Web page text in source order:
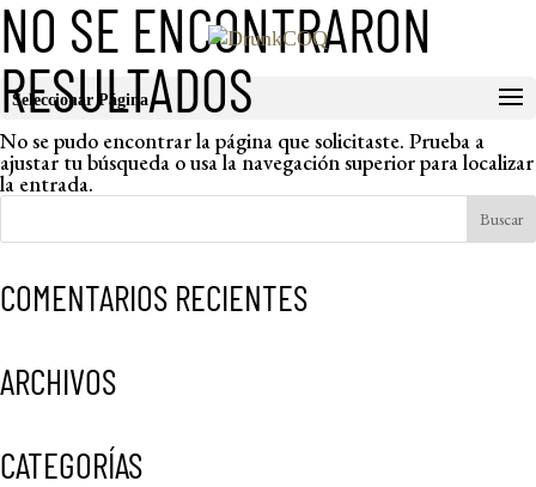
Seleccionar Página
NO SE ENCONTRARON
RESULTADOS
No se pudo encontrar la página que solicitaste. Prueba a
ajustar tu búsqueda o usa la navegación superior para localizar
la entrada.
COMENTARIOS RECIENTES
ARCHIVOS
CATEGORÍAS